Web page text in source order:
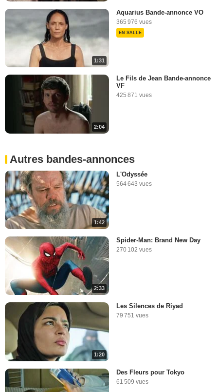
1:31
Aquarius Bande-annonce VO
365 976 vues
EN SALLE
2:04
Le Fils de Jean Bande-annonce
VF
425 871 vues
Autres bandes-annonces
1:42
L'Odyssée
564 643 vues
2:33
Spider-Man: Brand New Day
270 102 vues
1:20
Les Silences de Riyad
79 751 vues
Des Fleurs pour Tokyo
61 509 vues